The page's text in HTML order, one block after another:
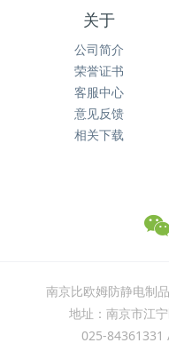
关于
公司简介
荣誉证书
客服中心
意见反馈
相关下载
南京比欧姆防静电制
地址：南京市江
025-84361331